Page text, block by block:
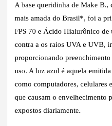
A base queridinha de Make B.,
mais amada do Brasil*, foi a
FPS 70 e Ácido Hialurônico de
contra a os raios UVA e UVB,
proporcionando
uso. A luz azul é aquela
como computadores, celulares
que causam o envelhecimento
expostos diariamente.